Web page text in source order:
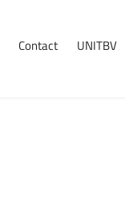
Contact UNITBV